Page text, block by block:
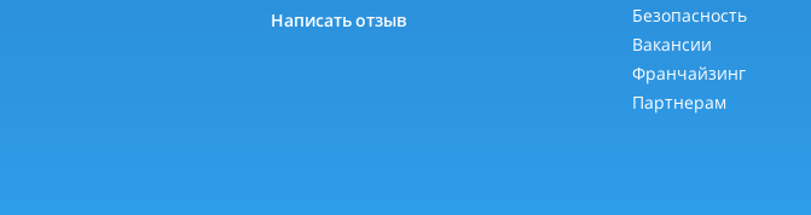
Написать отзыв
Безопасность
Вакансии
Франчайзинг
Партнерам